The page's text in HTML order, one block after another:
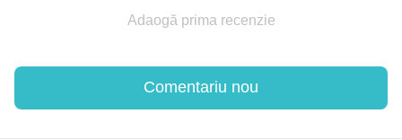
Adaogă prima recenzie
Comentariu nou